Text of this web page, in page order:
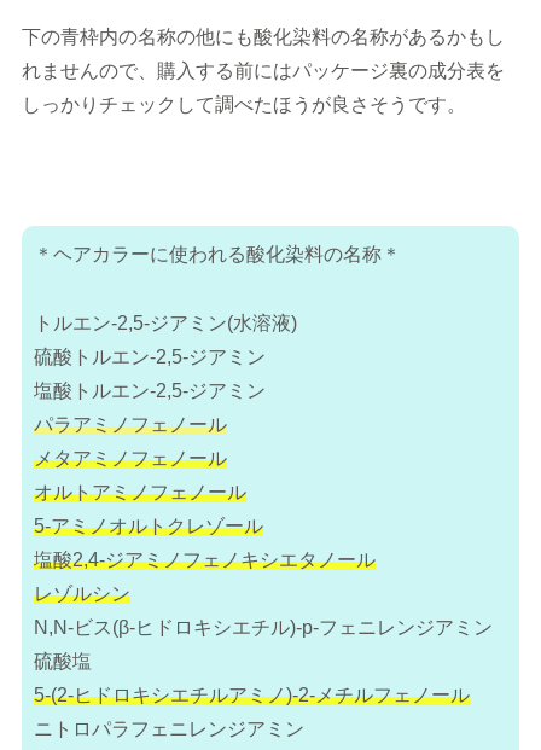
下の青枠内の名称の他にも酸化染料の名称があるかもし
れませんので、購入する前にはパッケージ裏の成分表を
しっかりチェックして調べたほうが良さそうです。
＊ヘアカラーに使われる酸化染料の名称＊
トルエン-2,5-ジアミン(水溶液)
硫酸トルエン-2,5-ジアミン
塩酸トルエン-2,5-ジアミン
パラアミノフェノール
メタアミノフェノール
オルトアミノフェノール
5-アミノオルトクレゾール
塩酸2,4-ジアミノフェノキシエタノール
レゾルシン
N,N-ビス(β-ヒドロキシエチル)-p-フェニレンジアミン
硫酸塩
5-(2-ヒドロキシエチルアミノ)-2-メチルフェノール
ニトロパラフェニレンジアミン